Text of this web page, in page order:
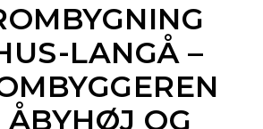
LANGÅ –
ÅBYHØJ OG